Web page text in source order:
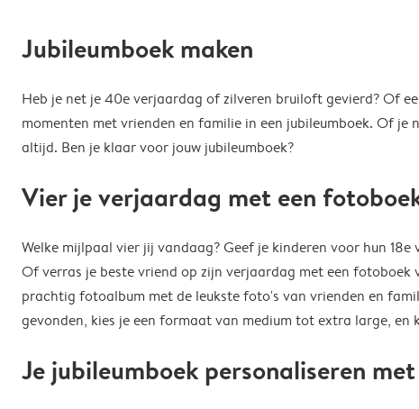
Jubileumboek maken
Heb je net je 40e verjaardag of zilveren bruiloft gevierd? Of
momenten met vrienden en familie in een jubileumboek. Of
altijd. Ben je klaar voor jouw jubileumboek?
Vier je verjaardag met een
Welke mijlpaal vier jij vandaag? Geef je kinderen voor hun
Of verras je beste vriend op zijn verjaardag met een
prachtig fotoalbum met de leukste foto's van vrienden en
gevonden, kies je een formaat van medium tot extra large, en
Je jubileumboek personaliseren